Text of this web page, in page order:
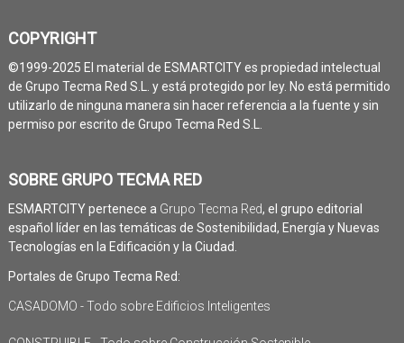
COPYRIGHT
©1999-2025 El material de ESMARTCITY es propiedad intelectual
de Grupo Tecma Red S.L. y está protegido por ley. No está permitido
utilizarlo de ninguna manera sin hacer referencia a la fuente y sin
permiso por escrito de Grupo Tecma Red S.L.
SOBRE GRUPO TECMA RED
ESMARTCITY pertenece a Grupo Tecma Red, el grupo editorial
español líder en las temáticas de Sostenibilidad, Energía y Nuevas
Tecnologías en la Edificación y la Ciudad.
Portales de Grupo Tecma Red:
CASADOMO - Todo sobre Edificios Inteligentes